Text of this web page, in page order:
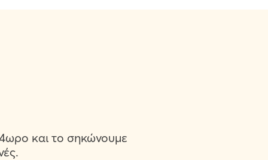
και το σηκώνουμε